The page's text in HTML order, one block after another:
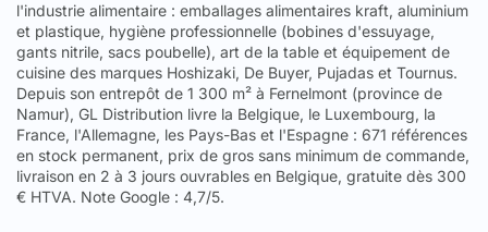
Questions fréquentes — Sacs
kraft
Quelle taille de sac kraft choisir pour des
boîtes burger ?
Pour1 boîte burger standard(11.5 ou 15 cm), le sac26 x 17 x
26 cmest idéal — assez large pour la boîte plus une serviette
ou une sauce. Pour2–3 boîtes
l'industrie alimentaire : emballages alimentaires kraft, aluminium
et plastique, hygiène professionnelle (bobines d'essuyage,
gants nitrile, sacs poubelle), art de la table et équipement de
cuisine des marques Hoshizaki, De Buyer, Pujadas et Tournus.
Depuis son entrepôt de 1 300 m² à Fernelmont (province de
Namur), GL Distribution livre la Belgique, le Luxembourg, la
France, l'Allemagne, les Pays-Bas et l'Espagne : 671 références
en stock permanent, prix de gros sans minimum de commande,
livraison en 2 à 3 jours ouvrables en Belgique, gratuite dès 300
€ HTVA. Note Google : 4,7/5.